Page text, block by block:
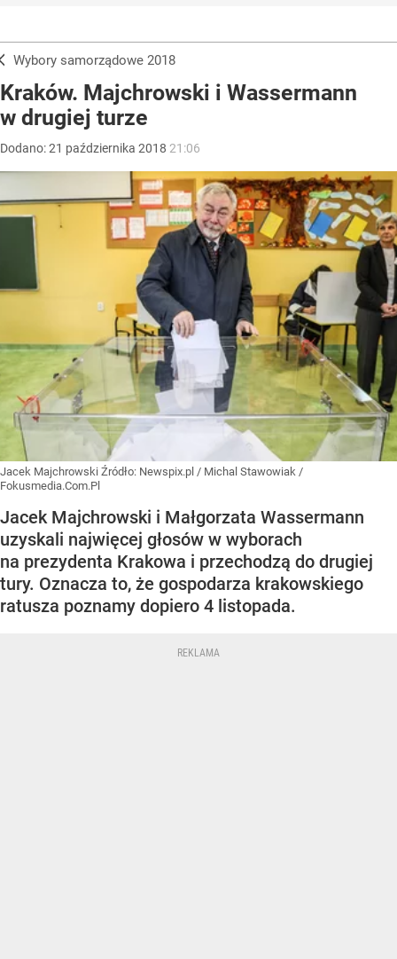
Wybory samorządowe 2018
Kraków. Majchrowski i Wassermann
w drugiej turze
Dodano:21 października 2018 21:06
Jacek Majchrowski Źródło: Newspix.pl / Michal Stawowiak /
Fokusmedia.Com.Pl
Jacek Majchrowski i Małgorzata Wassermann
uzyskali najwięcej głosów w wyborach
na prezydenta Krakowa i przechodzą do drugiej
tury. Oznacza to, że gospodarza krakowskiego
ratusza poznamy dopiero 4 listopada.